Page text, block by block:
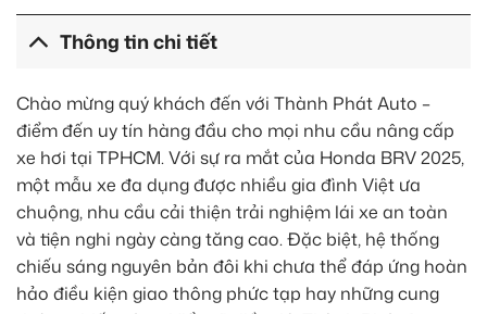
Thông tin chi tiết
Chào mừng quý khách đến với Thành Phát Auto –
điểm đến uy tín hàng đầu cho mọi nhu cầu nâng cấp
xe hơi tại TPHCM. Với sự ra mắt của Honda BRV 2025,
một mẫu xe đa dụng được nhiều gia đình Việt ưa
chuộng, nhu cầu cải thiện trải nghiệm lái xe an toàn
và tiện nghi ngày càng tăng cao. Đặc biệt, hệ thống
chiếu sáng nguyên bản đôi khi chưa thể đáp ứng hoàn
hảo điều kiện giao thông phức tạp hay những cung